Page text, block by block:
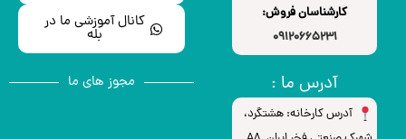
کارشناسان فروش:
09120665231
آدرس ما :
آدرس کارخانه: هشتگرد،
کانال آموزشی ما در
بله
مجوز های ما